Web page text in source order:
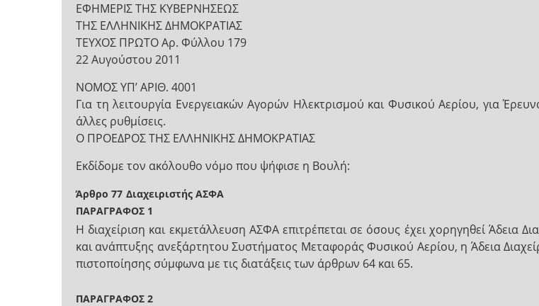
ΕΦΗΜΕΡΙΣ ΤΗΣ ΚΥΒΕΡΝΗΣΕΩΣ
ΤΗΣ ΕΛΛΗΝΙΚΗΣ ΔΗΜΟΚΡΑΤΙΑΣ
ΤΕΥΧΟΣ ΠΡΩΤΟ Αρ. Φύλλου 179
22 Αυγούστου 2011
NOMOΣ ΥΠ’ ΑΡΙΘ. 4001
Για τη λειτουργία Ενεργειακών Αγορών Ηλεκτρισμού και Φυσικού Αερίου, για
άλλες ρυθμίσεις.
Ο ΠΡΟΕΔΡΟΣ ΤΗΣ ΕΛΛΗΝΙΚΗΣ ΔΗΜΟΚΡΑΤΙΑΣ
Εκδίδομε τον ακόλουθο νόμο που ψήφισε η Βουλή:
Άρθρο 77 Διαχειριστής ΑΣΦΑ
ΠΑΡΑΓΡΑΦΟΣ 1
Η διαχείριση και εκμετάλλευση ΑΣΦΑ επιτρέπεται σε όσους έχει χορηγηθεί Άδεια
και ανάπτυξης ανεξάρτητου Συστήματος Μεταφοράς Φυσικού Αερίου, η Άδεια
πιστοποίησης σύμφωνα με τις διατάξεις των άρθρων 64 και 65.
ΠΑΡΑΓΡΑΦΟΣ 2